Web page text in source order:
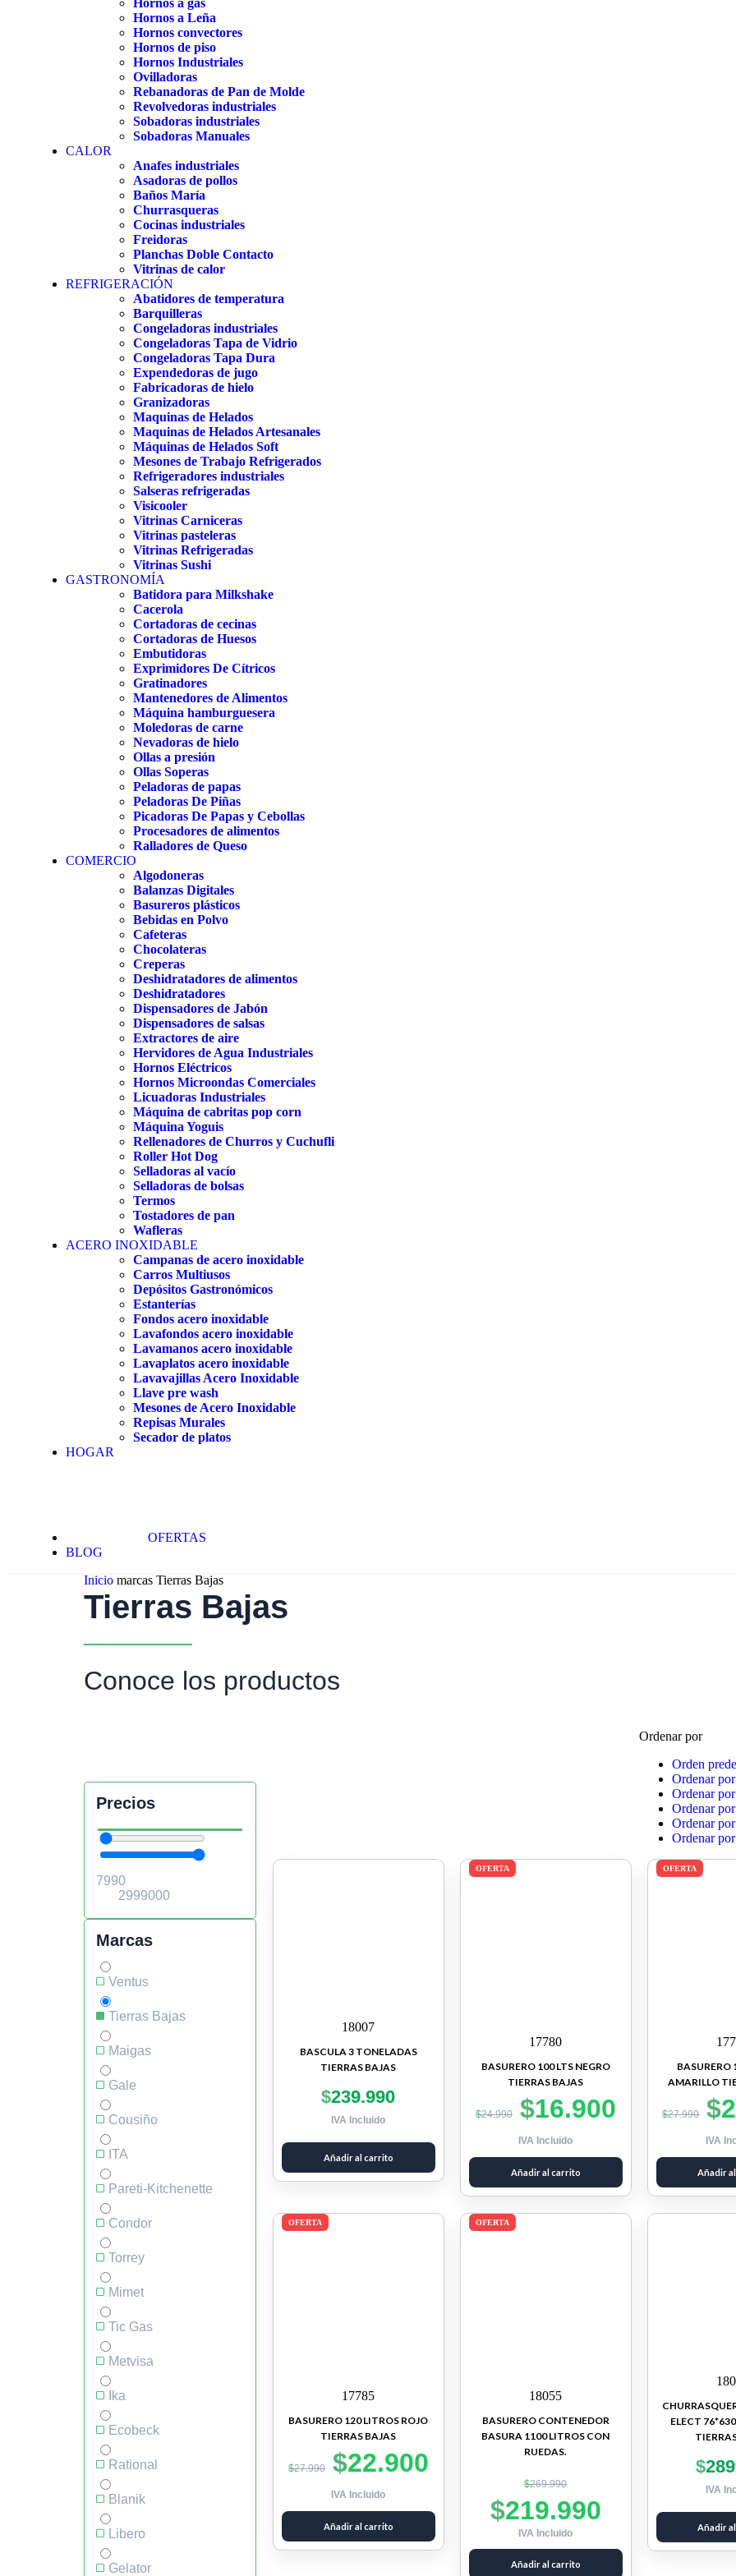
Hornos a gas
Hornos a Leña
Hornos convectores
Hornos de piso
Hornos Industriales
Ovilladoras
Rebanadoras de Pan de Molde
Revolvedoras industriales
Sobadoras industriales
Sobadoras Manuales
CALOR
Anafes industriales
Asadoras de pollos
Baños María
Churrasqueras
Cocinas industriales
Freidoras
Planchas Doble Contacto
Vitrinas de calor
REFRIGERACIÓN
Abatidores de temperatura
Barquilleras
Congeladoras industriales
Congeladoras Tapa de Vidrio
Congeladoras Tapa Dura
Expendedoras de jugo
Fabricadoras de hielo
Granizadoras
Maquinas de Helados
Maquinas de Helados Artesanales
Máquinas de Helados Soft
Mesones de Trabajo Refrigerados
Refrigeradores industriales
Salseras refrigeradas
Visicooler
Vitrinas Carniceras
Vitrinas pasteleras
Vitrinas Refrigeradas
Vitrinas Sushi
GASTRONOMÍA
Batidora para Milkshake
Cacerola
Cortadoras de cecinas
Cortadoras de Huesos
Embutidoras
Exprimidores De Cítricos
Gratinadores
Mantenedores de Alimentos
Máquina hamburguesera
Moledoras de carne
Nevadoras de hielo
Ollas a presión
Ollas Soperas
Peladoras de papas
Peladoras De Piñas
Picadoras De Papas y Cebollas
Procesadores de alimentos
Ralladores de Queso
COMERCIO
Algodoneras
Balanzas Digitales
Basureros plásticos
Bebidas en Polvo
Cafeteras
Chocolateras
Creperas
Deshidratadores de alimentos
Deshidratadores
Dispensadores de Jabón
Dispensadores de salsas
Extractores de aire
Hervidores de Agua Industriales
Hornos Eléctricos
Hornos Microondas Comerciales
Licuadoras Industriales
Máquina de cabritas pop corn
Máquina Yoguis
Rellenadores de Churros y Cuchufli
Roller Hot Dog
Selladoras al vacío
Selladoras de bolsas
Termos
Tostadores de pan
Wafleras
ACERO INOXIDABLE
Campanas de acero inoxidable
Carros Multiusos
Depósitos Gastronómicos
Estanterías
Fondos acero inoxidable
Lavafondos acero inoxidable
Lavamanos acero inoxidable
Lavaplatos acero inoxidable
Lavavajillas Acero Inoxidable
Llave pre wash
Mesones de Acero Inoxidable
Repisas Murales
Secador de platos
HOGAR
OFERTAS
BLOG
Inicio marcas Tierras Bajas
Tierras Bajas
Conoce los productos
Precios
Marcas
Ventus
Tierras Bajas
Maigas
Gale
Cousiño
ITA
Pareti-Kitchenette
Condor
Torrey
Mimet
Tic Gas
Metvisa
Ika
Ecobeck
Rational
Blanik
Libero
Gelator
Ordenar por
Orden
Ordenar
Ordenar
Ordenar
Ordenar
Ordenar
18007
BASCULA 3 TONELADAS
TIERRAS BAJAS
$239.990
IVA Incluido
Añadir al carrito
OFERTA
17780
BASURERO 100 LTS NEGRO
TIERRAS BAJAS
$24.990 $16.900
IVA Incluido
Añadir al carrito
OFERTA
BASURERO
AMARILLO
$27.990 $
IVA
Añadir
OFERTA
17785
BASURERO 120 LITROS ROJO
TIERRAS BAJAS
$27.990 $22.900
IVA Incluido
Añadir al carrito
OFERTA
18055
BASURERO CONTENEDOR
BASURA 1100 LITROS CON
RUEDAS.
$269.990
$219.990
IVA Incluido
Añadir al carrito
ELECT
$
IVA
Añadir